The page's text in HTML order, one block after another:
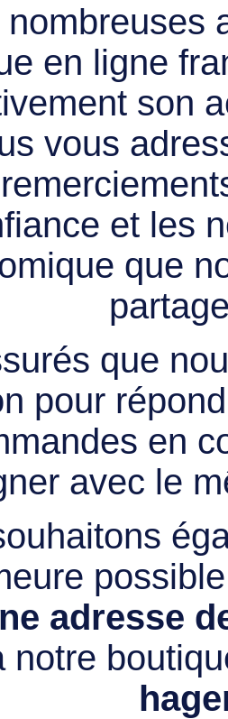
en ligne
son
vous
et les
que
que
pour
en
avec le
adresse
notre